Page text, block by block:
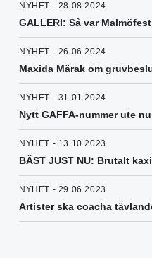
NYHET - 28.08.2024
GALLERI: Så var
NYHET - 26.06.2024
Maxida Märak om
NYHET - 31.01.2024
Nytt GAFFA-nummer ute
NYHET - 13.10.2023
BÄST JUST NU: Brutalt
NYHET - 29.06.2023
Artister ska coacha